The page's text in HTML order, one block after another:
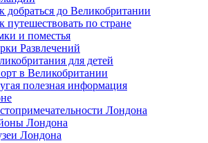
добраться до Великобритании
путешествовать по стране
и поместья
Развлечений
для детей
в Великобритании
полезная информация
Лондона
Лондона
Лондона